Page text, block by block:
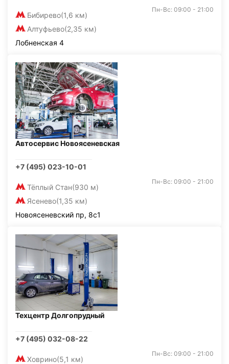
Бибирево(1,6 км)
Алтуфьево(2,35 км)
Пн-Вс: 09:00 - 21:00
Лобненская 4
Автосервис Новоясеневская
+7 (495) 023-10-01
Тёплый Стан(930 м)
Ясенево(1,35 км)
Пн-Вс: 09:00 - 21:00
Новоясеневский пр, 8с1
Техцентр Долгопрудный
+7 (495) 032-08-22
Ховрино(5,1 км)
Пн-Вс: 09:00 - 21:00